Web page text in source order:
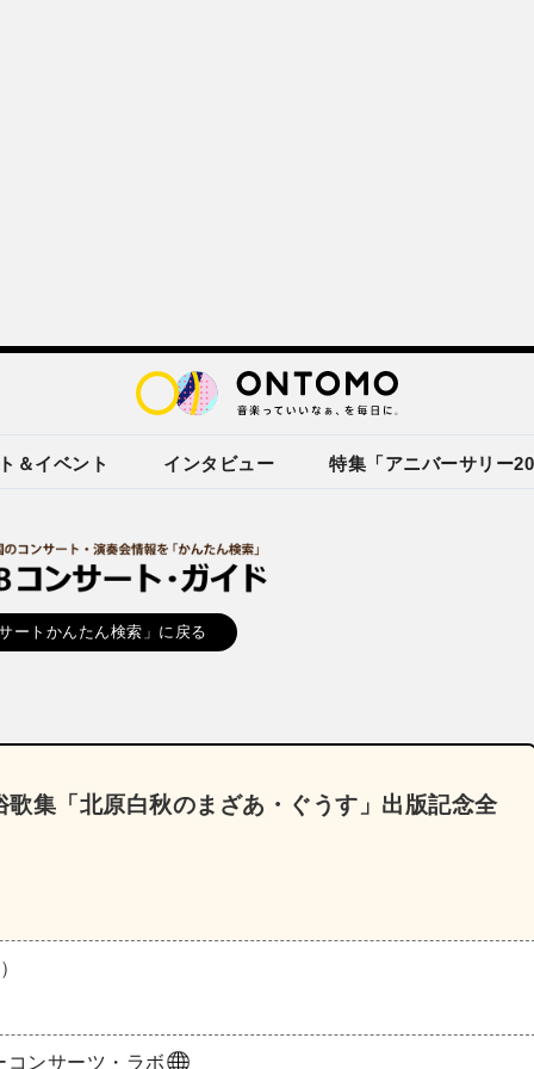
＆イベント インタビュー 特集「アニバーサリー
ートかんたん検索」に戻る
集「北原白秋のまざあ・ぐうす」出版記念全
コンサーツ・ラボ